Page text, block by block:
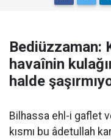
Bediüzzaman:
havaînin
halde
Bilhassa ehl-i gaflet
kısmı bu âdetullah